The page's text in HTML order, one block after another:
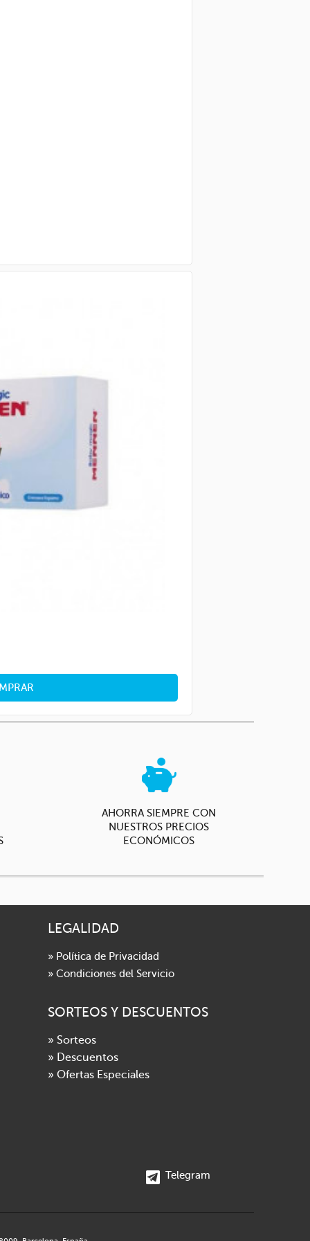
AHORRA SIEMPRE CON
NUESTROS PRECIOS
ECONÓMICOS
LEGALIDAD
» Política de Privacidad
» Condiciones del Servicio
SORTEOS Y DESCUENTOS
» Sorteos
» Descuentos
» Ofertas Especiales
Telegram